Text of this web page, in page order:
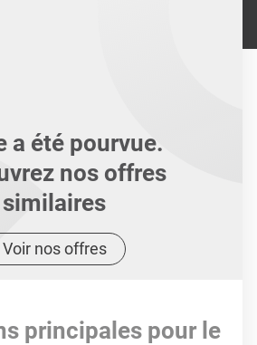
a été pourvue.
nos offres
similaires
Voir nos offres
principales pour le